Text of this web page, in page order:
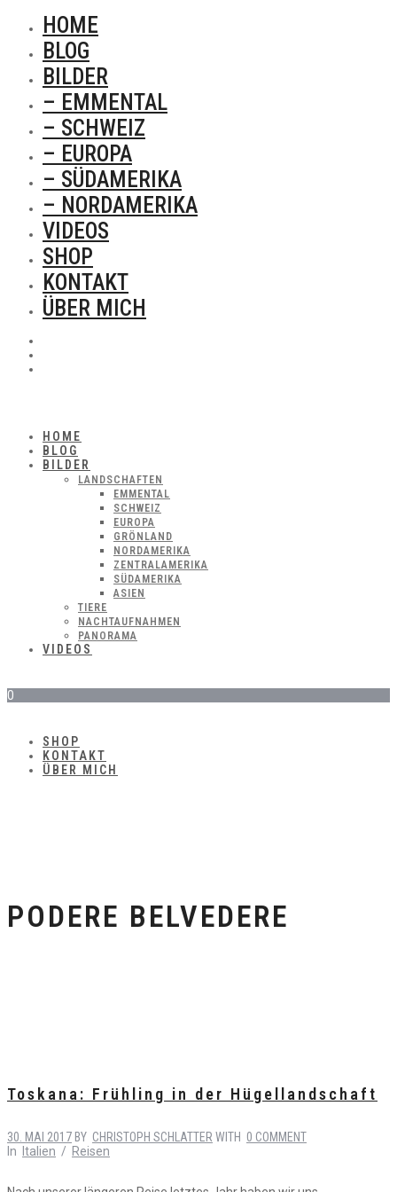
HOME
BLOG
BILDER
– EMMENTAL
– SCHWEIZ
– EUROPA
– SÜDAMERIKA
– NORDAMERIKA
VIDEOS
SHOP
KONTAKT
ÜBER MICH
HOME
BLOG
BILDER
LANDSCHAFTEN
EMMENTAL
SCHWEIZ
EUROPA
GRÖNLAND
NORDAMERIKA
ZENTRALAMERIKA
SÜDAMERIKA
ASIEN
TIERE
NACHTAUFNAHMEN
PANORAMA
VIDEOS
0
SHOP
KONTAKT
ÜBER MICH
PODERE BELVEDERE
Toskana: Frühling in der Hügellandschaft
30. MAI 2017 BY CHRISTOPH SCHLATTER WITH 0 COMMENT
In
Italien / Reisen